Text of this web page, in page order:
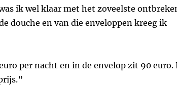
ik wel klaar met het zoveelste
douche en van die enveloppen kreeg ik
per nacht en in de envelop zit 90 euro.